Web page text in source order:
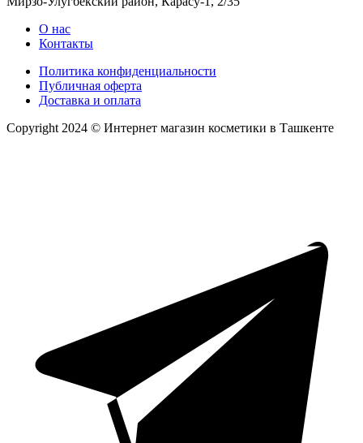
О нас
Контакты
Политика конфиденциальности
Публичная оферта
Доставка и оплата
Copyright 2024 © Интернет магазин косметики в Ташкенте